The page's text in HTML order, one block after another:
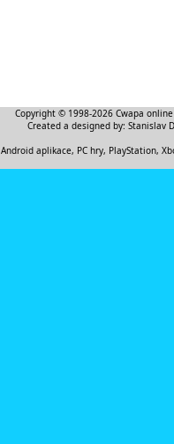
Copyright © 1998-2026 Cwapa
Created a designed by: Stanislav
Android aplikace, PC hry, PlayStation,